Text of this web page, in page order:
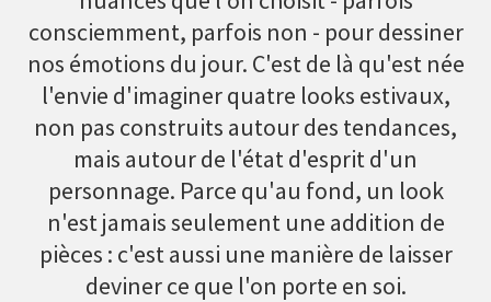
consciemment, parfois non - pour dessiner
nos émotions du jour. C'est de là qu'est née
l'envie d'imaginer quatre looks estivaux,
non pas construits autour des tendances,
mais autour de l'état d'esprit d'un
personnage. Parce qu'au fond, un look
n'est jamais seulement une addition de
pièces : c'est aussi une manière de laisser
deviner ce que l'on porte en soi.